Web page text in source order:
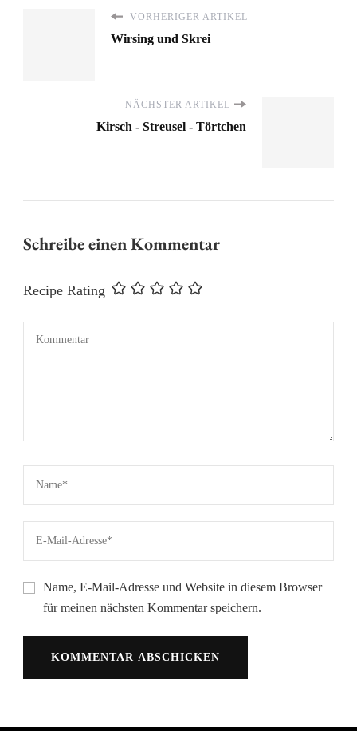
VORHERIGER ARTIKEL
Wirsing und Skrei
NÄCHSTER ARTIKEL
Kirsch - Streusel - Törtchen
Schreibe einen Kommentar
Recipe Rating
Name, E-Mail-Adresse und Website in diesem Browser
für meinen nächsten Kommentar speichern.